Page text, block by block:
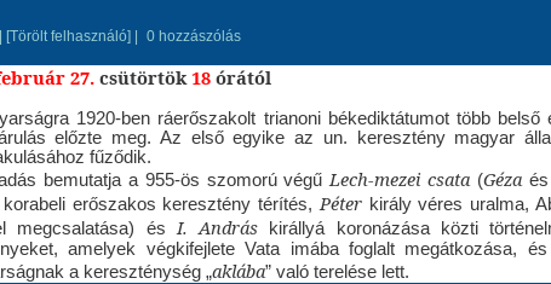
[Törölt felhasználó] 0 hozzászólás
27. csütörtök 18 órától
1920-ben ráerőszakolt trianoni békediktátumot több belső
előzte meg. Az első egyike az un. keresztény magyar
fűződik.
bemutatja a 955-ös szomorú végű Lech-mezei csata (Géza és
korabeli erőszakos keresztény térítés, Péter király véres uralma,
megcsalatása) és
I. András
királlyá koronázása közti
amelyek végkifejlete Vata imába foglalt megátkozása,
a kereszténység „aklába” való terelése lett.